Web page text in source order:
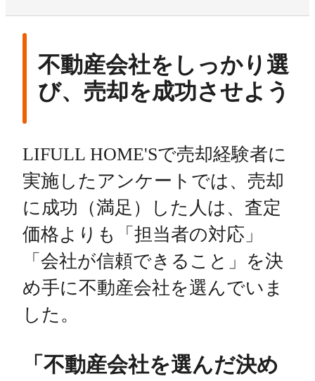
不動産会社をしっかり選
び、売却を成功させよう
LIFULL HOME'Sで売却経験者に
実施したアンケートでは、売却
に成功（満足）した人は、査定
価格よりも「担当者の対応」
「会社が信頼できること」を決
め手に不動産会社を選んでいま
した。
「不動産会社を選んだ決め